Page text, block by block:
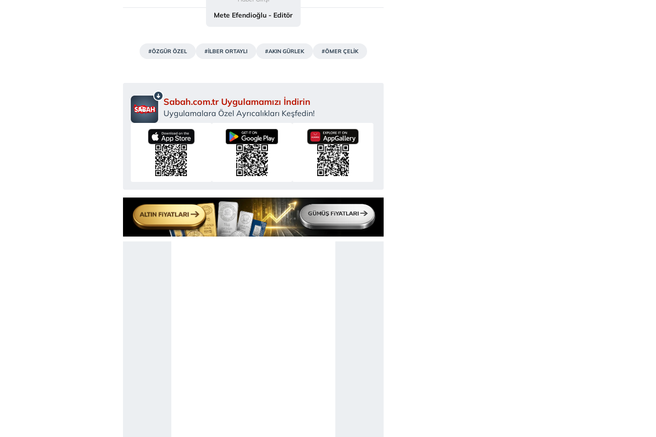
Mete Efendioğlu - Editör
#ÖZGÜR ÖZEL #İLBER ORTAYLI #AKIN GÜRLEK #ÖMER ÇELİK
Sabah.com.tr Uygulamamızı İndirin
Uygulamalara Özel Ayrıcalıkları Keşfedin!